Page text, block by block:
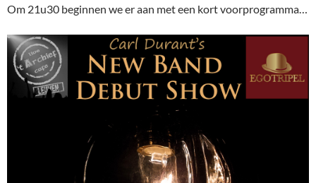
Om 21u30 beginnen we er aan met een kort voorprogramma…